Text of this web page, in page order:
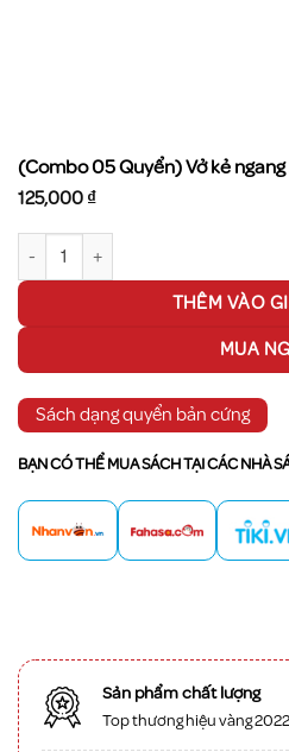
(Combo 05 Quyển) Vở kẻ
125,000₫
(Combo 05 Quyển) Vở kẻ ngang 200
THÊM VÀO
MUA
Sách dạng quyển bản cứng
BẠN CÓ THỂ MUA SÁCH TẠI CÁC NHÀ
Sản phẩm chất lượng
Top thương hiệu vàng